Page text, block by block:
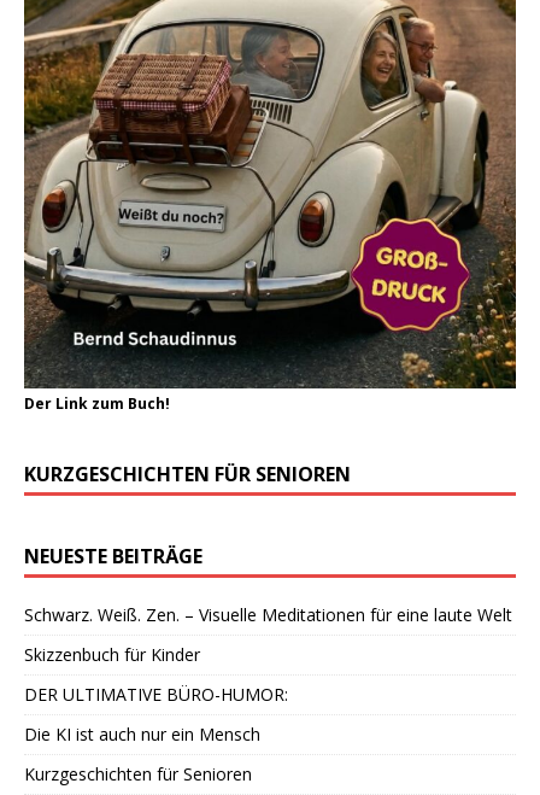
Der Link zum Buch!
KURZGESCHICHTEN FÜR SENIOREN
NEUESTE BEITRÄGE
Schwarz. Weiß. Zen. – Visuelle Meditationen für eine laute Welt
Skizzenbuch für Kinder
DER ULTIMATIVE BÜRO-HUMOR:
Die KI ist auch nur ein Mensch
Kurzgeschichten für Senioren